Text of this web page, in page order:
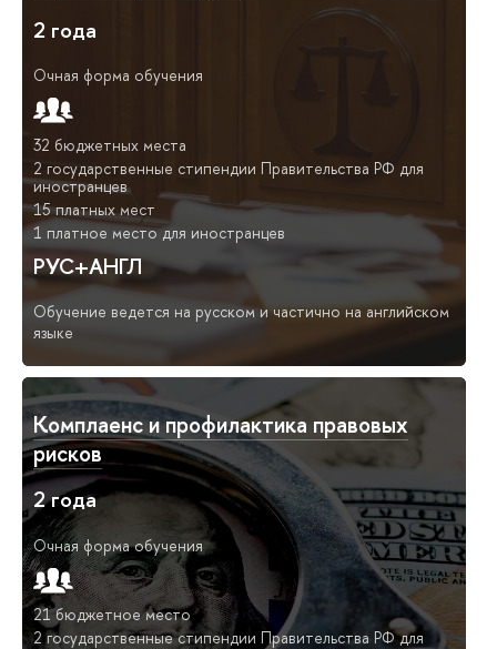
2 года
Очная форма обучения
32 бюджетных места
2 государственные стипендии Правительства РФ для
иностранцев
15 платных мест
1 платное место для иностранцев
РУС+АНГЛ
Обучение ведется на русском и частично на английском
языке
Комплаенс и профилактика правовых
рисков
2 года
Очная форма обучения
21 бюджетное место
2 государственные стипендии Правительства РФ для